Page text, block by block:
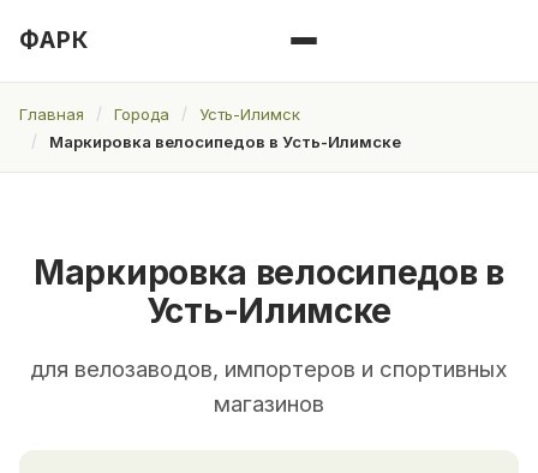
ФАРК
Главная Города
Усть-Илимск
Маркировка велосипедов в Усть-Илимске
Маркировка велосипедов в
Усть-Илимске
для велозаводов, импортеров и спортивных
магазинов